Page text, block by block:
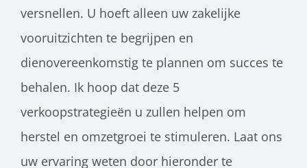
versnellen. U hoeft alleen uw zakelijke
vooruitzichten te begrijpen en
dienovereenkomstig te plannen om succes te
behalen. Ik hoop dat deze 5
verkoopstrategieën u zullen helpen om
herstel en omzetgroei te stimuleren. Laat ons
uw ervaring weten door hieronder te